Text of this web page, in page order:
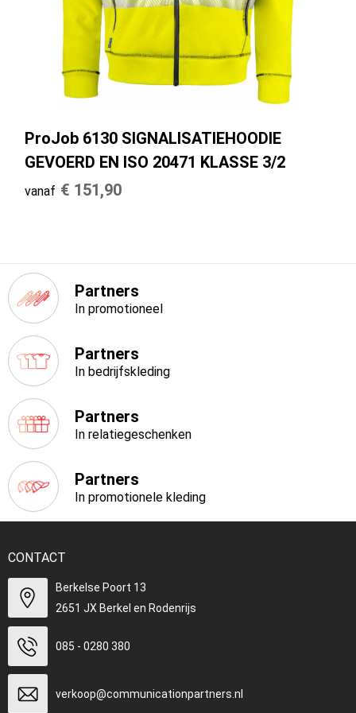
ProJob 6130 SIGNALISATIEHOODIE
GEVOERD EN ISO 20471 KLASSE 3/2
vanaf € 151,90
Partners
In promotioneel
Partners
In bedrijfskleding
Partners
In relatiegeschenken
Partners
In promotionele kleding
CONTACT
Berkelse Poort 13
2651 JX Berkel en Rodenrijs
085 - 0280 380
verkoop@communicationpartners.nl